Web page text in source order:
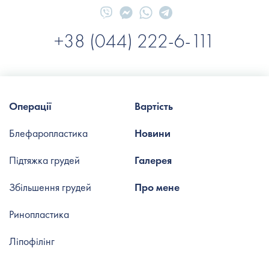
+38 (044) 222-6-111
Вартість
Новини
Галерея
Про мене
Операції
Блефаропластика
Підтяжка грудей
Збільшення грудей
Ринопластика
Ліпофілінг